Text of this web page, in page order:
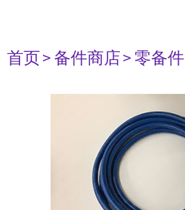
首页> 备件商店> 零备件